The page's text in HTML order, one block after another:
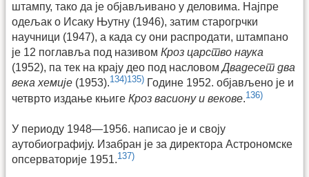
штампу, тако да је објављивано у деловима. Најпре
одељак о Исаку Њутну (1946), затим старогрчки
научници (1947), а када су они распродати, штампано
је 12 поглавља под називом Кроз царство наука
(1952), па тек на крају део под насловомДвадесет два
века хемије (1953).134)135) Године 1952. објављено је и
четврто издање књиге Кроз васиону и векове.136)
У периоду 1948—1956. написао је и своју
аутобиографију. Изабран је за директора Астрономске
опсерваторије 1951.137)